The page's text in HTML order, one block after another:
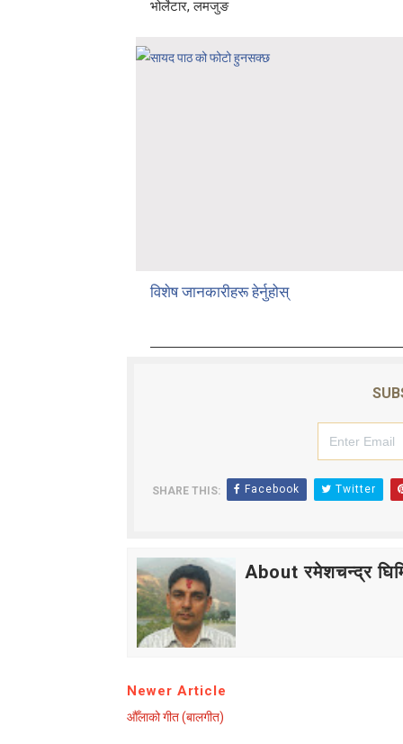
भोर्लेटार, लमजुङ
विशेष जानकारीहरू हेर्नुहोस्
SHARE THIS: Facebook Twitter
About रमेशचन्द्र
Newer Article
औँलाको गीत (बालगीत)